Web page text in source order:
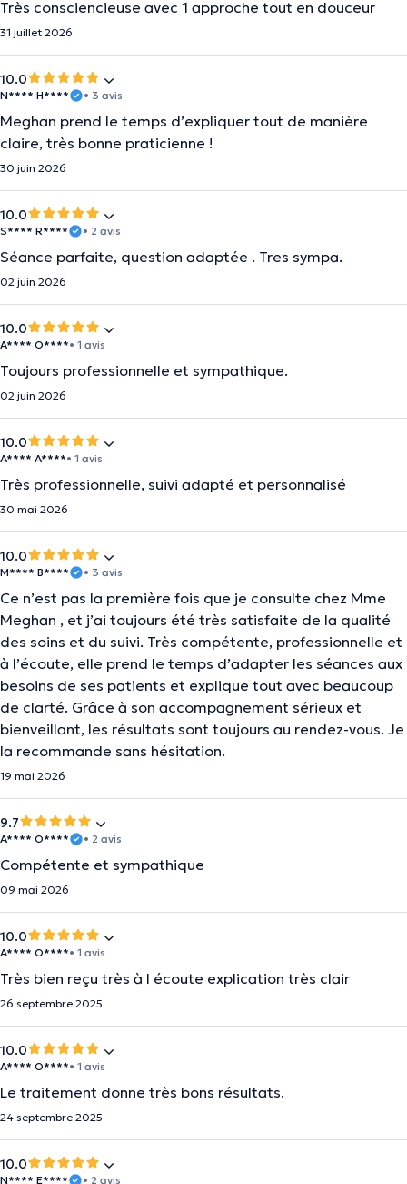
Très consciencieuse avec 1 approche tout en douceur
31 juillet 2026
10.0
N**** H**** • 3 avis
Meghan prend le temps d’expliquer tout de manière
claire, très bonne praticienne !
30 juin 2026
10.0
S**** R**** • 2 avis
Séance parfaite, question adaptée . Tres sympa.
02 juin 2026
10.0
A**** O****• 1 avis
Toujours professionnelle et sympathique.
02 juin 2026
10.0
A**** A****• 1 avis
Très professionnelle, suivi adapté et personnalisé
30 mai 2026
10.0
M**** B**** • 3 avis
Ce n’est pas la première fois que je consulte chez Mme
Meghan , et j’ai toujours été très satisfaite de la qualité
des soins et du suivi. Très compétente, professionnelle et
à l’écoute, elle prend le temps d’adapter les séances aux
besoins de ses patients et explique tout avec beaucoup
de clarté. Grâce à son accompagnement sérieux et
bienveillant, les résultats sont toujours au rendez-vous. Je
la recommande sans hésitation.
19 mai 2026
9.7
A**** O**** • 2 avis
Compétente et sympathique
09 mai 2026
10.0
A**** O****• 1 avis
Très bien reçu très à l écoute explication très clair
26 septembre 2025
10.0
A**** O****• 1 avis
Le traitement donne très bons résultats.
24 septembre 2025
10.0
N**** E**** • 2 avis